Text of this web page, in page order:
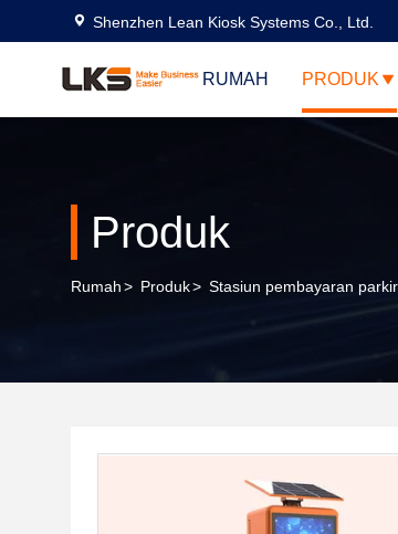
Shenzhen Lean Kiosk Systems Co., Ltd.
RUMAH PRODUK
Produk
Rumah> Produk> Stasiun pembayaran parkir